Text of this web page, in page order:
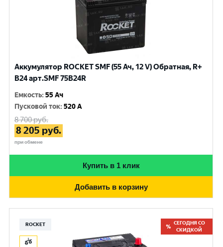
Аккумулятор ROCKET SMF (55 Ач, 12 V) Обратная, R+
B24 арт.SMF 75В24R
Емкость:55 Ач
Пусковой ток:520 A
8 700руб.
8 205 руб.
при обмене
Купить в 1 клик
Добавить в корзину
ROCKET
СЕГОДНЯ СО
СКИДКОЙ